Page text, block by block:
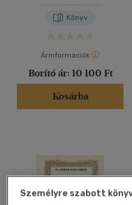
Angol (11)
Magyar - latin(1)
Magyar-szlovák-német
Vélemény szerint
(13)
Könyv
Árinformációk
Borító ár: 10 100 Ft
Kosárba
Személyre szabott